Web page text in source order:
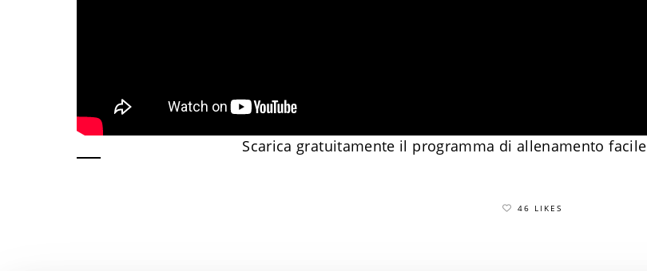
Scarica gratuitamente il programma di allenamento facile
46 LIKES